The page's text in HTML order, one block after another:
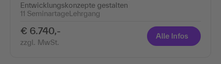
Entwicklungskonzepte gestalten
11 SeminartageLehrgang
€ 6.740,-
zzgl. MwSt.
Alle Infos